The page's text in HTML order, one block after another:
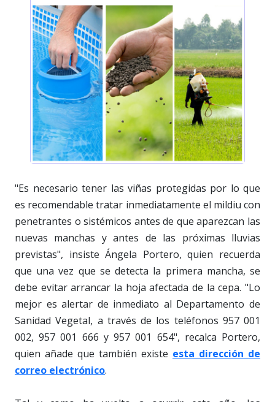
"Es necesario tener las viñas protegidas por lo que
es recomendable tratar inmediatamente el mildiu con
penetrantes o sistémicos antes de que aparezcan las
nuevas manchas y antes de las próximas lluvias
previstas", insiste Ángela Portero, quien recuerda
que una vez que se detecta la primera mancha, se
debe evitar arrancar la hoja afectada de la cepa. "Lo
mejor es alertar de inmediato al Departamento de
Sanidad Vegetal, a través de los teléfonos 957 001
002, 957 001 666 y 957 001 654", recalca Portero,
quien añade que también existe esta dirección de
correo electrónico.